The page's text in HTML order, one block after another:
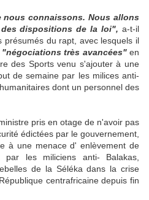
connaissons. Nous allons
dispositions de la loi", a-t-il
présumés du rapt, avec lesquels il
"négociations très avancées"en
des Sports venu s'ajouter à une
de semaine par les milices anti-
dont un personnel des
pris en otage de n'avoir pas
édictées par le gouvernement,
à une menace d' enlèvement de
par les miliciens anti- Balakas,
de la Séléka dans la crise
centrafricaine depuis fin